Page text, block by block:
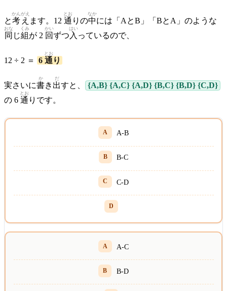
と考え
かんがえ
ます。12 通
とお
りの中
なか
には「AとB」「BとA」のような
同
おな
じ組
くみ
が 2 回
かい
ずつ入
はい
っているので、
12 ÷ 2 ＝ 6 通
とお
り
実さいに書
か
き 出
だ
すと、
{A,B} {A,C} {A,D} {B,C} {B,D} {C,D}
の 6 通
とお
りです。
A-B
B-C
C-D
A-C
B-D